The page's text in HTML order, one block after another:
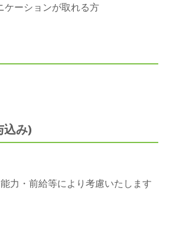
ケーションが取れる方
込み)
力・前給等により考慮いたします